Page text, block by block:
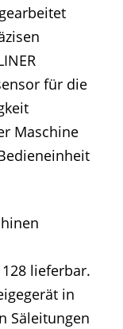
für die
Maschine
lieferbar.
in
Säleitungen